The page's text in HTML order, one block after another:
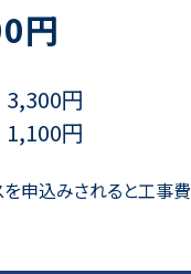
円
3,300円
1,100円
申込みされると工事